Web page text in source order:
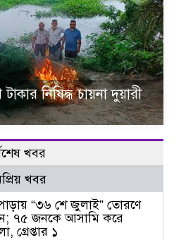
নিষিদ্ধ চায়না দুয়ারী
খবর
খবর
“৩৬ শে জুলাই” তোরণে
৭৫ জনকে আসামি করে
গ্রেপ্তার ১